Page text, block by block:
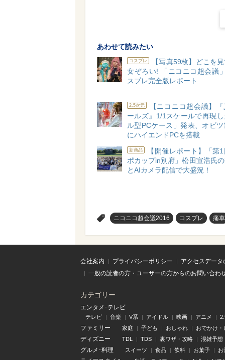
あわせて読みたい
コスプレ
【写真59枚】どこを
女ぞろい! 「ニコニコ超会議
スプレ完全版レポート
2.5次元
【ニコニコ超会議】
ールズ』1/1スケールで再現
ル型PCケース」発表、オビ
にハイエンドPCを搭載
新商品
【開催レポート】「第
ポカップin別府」松田宣浩氏
とAIカメラ配信で大盛況！
ニコニコ超会議2016 コスプレ 痛車
会社案内 プライバシーポリシー
アクセスデー
一般の読者の方・ユーザーの方からのお問い合わ
カテゴリー
エンタメ･テレビ
テレビ 音楽 V系 アイドル 映画 アニメ
ファミリー 家庭 子ども おしゃれ おでかけ・
ディズニー TDL TDS 裏ワザ・攻略 混雑予想
グルメ･料理 スイーツ 食品 飲料 お菓子 お